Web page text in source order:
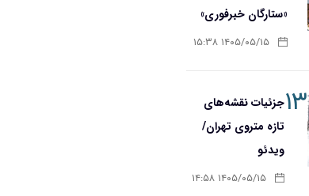
«ستارگان خبرفوری»
۱۴۰۵/۰۵/۱۵ ۱۵:۳۸
۱۳جزئیات نقشه‌های
تازه متروی تهران/
ویدئو
۱۴۰۵/۰۵/۱۵ ۱۴:۵۸